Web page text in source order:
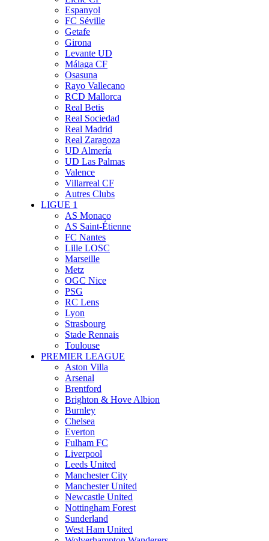
Espanyol
FC Séville
Getafe
Girona
Levante UD
Málaga CF
Osasuna
Rayo Vallecano
RCD Mallorca
Real Betis
Real Sociedad
Real Madrid
Real Zaragoza
UD Almería
UD Las Palmas
Valence
Villarreal CF
Autres Clubs
LIGUE 1
AS Monaco
AS Saint-Étienne
FC Nantes
Lille LOSC
Marseille
Metz
OGC Nice
PSG
RC Lens
Lyon
Strasbourg
Stade Rennais
Toulouse
PREMIER LEAGUE
Aston Villa
Arsenal
Brentford
Brighton & Hove Albion
Burnley
Chelsea
Everton
Fulham FC
Liverpool
Leeds United
Manchester City
Manchester United
Newcastle United
Nottingham Forest
Sunderland
West Ham United